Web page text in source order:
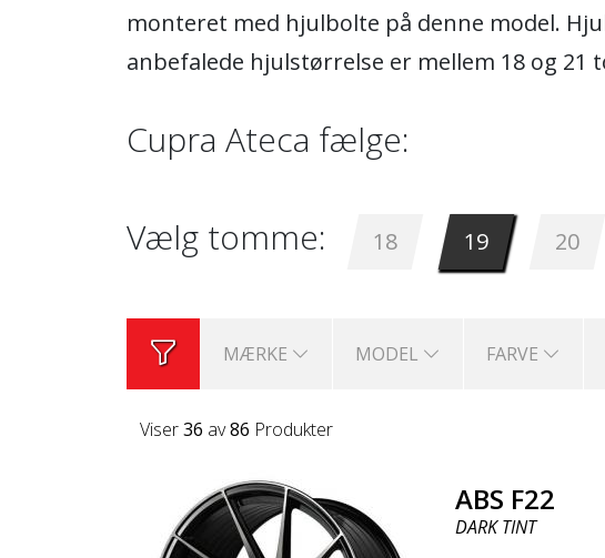
monteret med hjulbolte på denne model.
anbefalede hjulstørrelse er mellem 18 og 21
Cupra Ateca fælge:
Vælg tomme: 18 19 20
MÆRKE MODEL FARVE
Viser36 av86 Produkter
ABS F22
DARK TINT